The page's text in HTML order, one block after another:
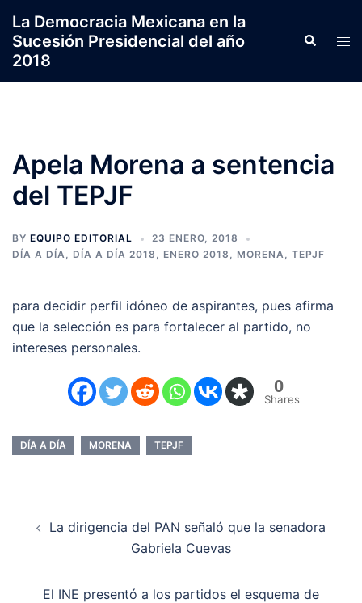
contenido
La Democracia Mexicana en la
Sucesión Presidencial del año
2018
Search
Apela Morena a sentencia
del TEPJF
BY EQUIPO EDITORIAL
23 ENERO, 2018
DÍA A DÍA, DÍA A DÍA 2018 , ENERO 2018 , MORENA, TEPJF
para decidir perfil idóneo de aspirantes, pues afirma
que la selección es para fortalecer al partido, no
intereses personales.
0
Shares
DÍA A DÍA MORENA TEPJF
La dirigencia del PAN señaló que la senadora
Gabriela Cuevas
El INE presentó a los partidos el esquema de